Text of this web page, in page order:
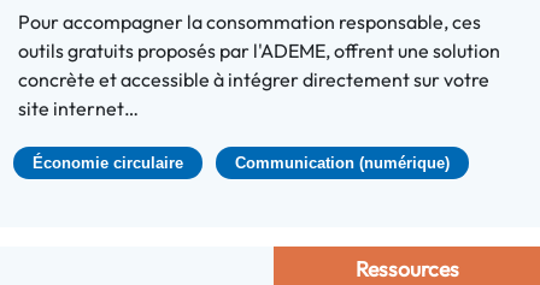
Pour accompagner la consommation responsable, ces
outils gratuits proposés par l'ADEME, offrent une solution
concrète et accessible à intégrer directement sur votre
site internet…
Économie circulaire Communication (numérique)
Ressources